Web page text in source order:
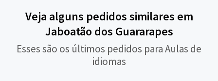
Veja alguns pedidos similares em
Jaboatão dos Guararapes
Esses são os últimos pedidos para Aulas de
idiomas